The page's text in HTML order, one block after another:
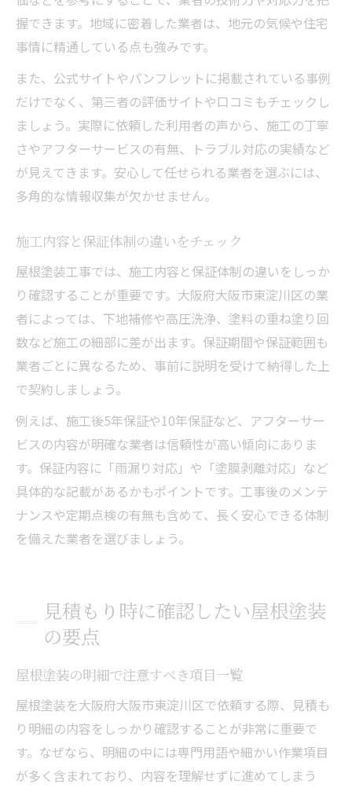
握できます。地域に密着した業者は、地元の気候や住宅
事情に精通している点も強みです。
また、公式サイトやパンフレットに掲載されている事例
だけでなく、第三者の評価サイトや口コミもチェックし
ましょう。実際に依頼した利用者の声から、施工の丁寧
さやアフターサービスの有無、トラブル対応の実績など
が見えてきます。安心して任せられる業者を選ぶには、
多角的な情報収集が欠かせません。
施工内容と保証体制の違いをチェック
屋根塗装工事では、施工内容と保証体制の違いをしっか
り確認することが重要です。大阪府大阪市東淀川区の業
者によっては、下地補修や高圧洗浄、塗料の重ね塗り回
数など施工の細部に差が出ます。保証期間や保証範囲も
業者ごとに異なるため、事前に説明を受けて納得した上
で契約しましょう。
例えば、施工後5年保証や10年保証など、アフターサー
ビスの内容が明確な業者は信頼性が高い傾向にありま
す。保証内容に「雨漏り対応」や「塗膜剥離対応」など
具体的な記載があるかもポイントです。工事後のメンテ
ナンスや定期点検の有無も含めて、長く安心できる体制
を備えた業者を選びましょう。
見積もり時に確認したい屋根塗装
の要点
屋根塗装の明細で注意すべき項目一覧
屋根塗装を大阪府大阪市東淀川区で依頼する際、見積も
り明細の内容をしっかり確認することが非常に重要で
す。なぜなら、明細の中には専門用語や細かい作業項目
が多く含まれており、内容を理解せずに進めてしまう